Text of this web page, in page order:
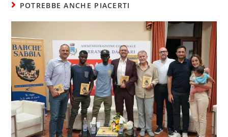
POTREBBE ANCHE PIACERTI